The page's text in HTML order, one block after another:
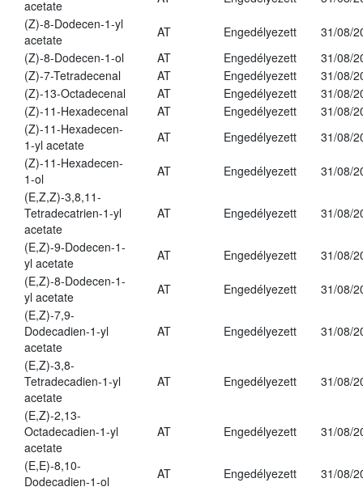
acetate
(Z)-8-Dodecen-1-yl
acetate
AT Engedélyezett
31/08/
(Z)-8-Dodecen-1-ol
AT Engedélyezett
31/08/
(Z)-7-Tetradecenal
AT Engedélyezett
31/08/
(Z)-13-Octadecenal
AT Engedélyezett
31/08/
(Z)-11-Hexadecenal
AT Engedélyezett
31/08/
(Z)-11-Hexadecen-
1-yl acetate
AT Engedélyezett
31/08/
(Z)-11-Hexadecen-
1-ol
AT Engedélyezett
31/08/
(E,Z,Z)-3,8,11-
Tetradecatrien-1-yl
acetate
AT Engedélyezett 31/08/
(E,Z)-9-Dodecen-1-
yl acetate
AT Engedélyezett
31/08/
(E,Z)-8-Dodecen-1-
yl acetate
AT Engedélyezett
31/08/
(E,Z)-7,9-
Dodecadien-1-yl
acetate
AT Engedélyezett 31/08/
(E,Z)-3,8-
Tetradecadien-1-yl
acetate
AT Engedélyezett 31/08/
(E,Z)-2,13-
Octadecadien-1-yl
acetate
AT Engedélyezett 31/08/
(E,E)-8,10-
Dodecadien-1-ol
AT Engedélyezett
31/08/